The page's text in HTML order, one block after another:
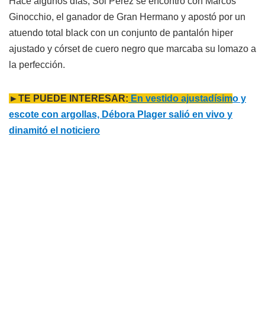
Ginocchio, el ganador de Gran Hermano y apostó por un
atuendo total black con un conjunto de pantalón hiper
ajustado y córset de cuero negro que marcaba su lomazo a
la perfección.
►TE PUEDE INTERESAR: En vestido ajustadísimo y
escote con argollas, Débora Plager salió en vivo y
dinamitó el noticiero